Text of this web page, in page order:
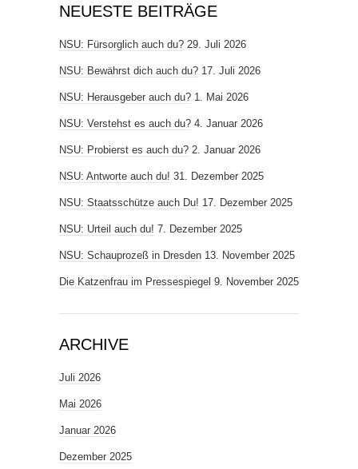
NEUESTE BEITRÄGE
NSU: Fürsorglich auch du? 29. Juli 2026
NSU: Bewährst dich auch du? 17. Juli 2026
NSU: Herausgeber auch du? 1. Mai 2026
NSU: Verstehst es auch du? 4. Januar 2026
NSU: Probierst es auch du? 2. Januar 2026
NSU: Antworte auch du! 31. Dezember 2025
NSU: Staatsschütze auch Du! 17. Dezember 2025
NSU: Urteil auch du! 7. Dezember 2025
NSU: Schauprozeß in Dresden 13. November 2025
Die Katzenfrau im Pressespiegel 9. November 2025
ARCHIVE
Juli 2026
Mai 2026
Januar 2026
Dezember 2025